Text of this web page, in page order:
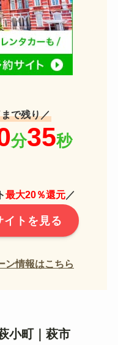
で残り／
最大20％還元／
イトを見る
ン情報はこちら
小町｜萩市